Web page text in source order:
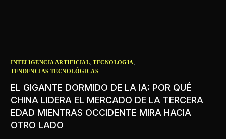
INTELIGENCIA ARTIFICIAL,TECNOLOGIA ,
TENDENCIAS TECNOLÓGICAS
EL GIGANTE DORMIDO DE LA IA: POR QUÉ
CHINA LIDERA EL MERCADO DE LA TERCERA
EDAD MIENTRAS OCCIDENTE MIRA HACIA
OTRO LADO